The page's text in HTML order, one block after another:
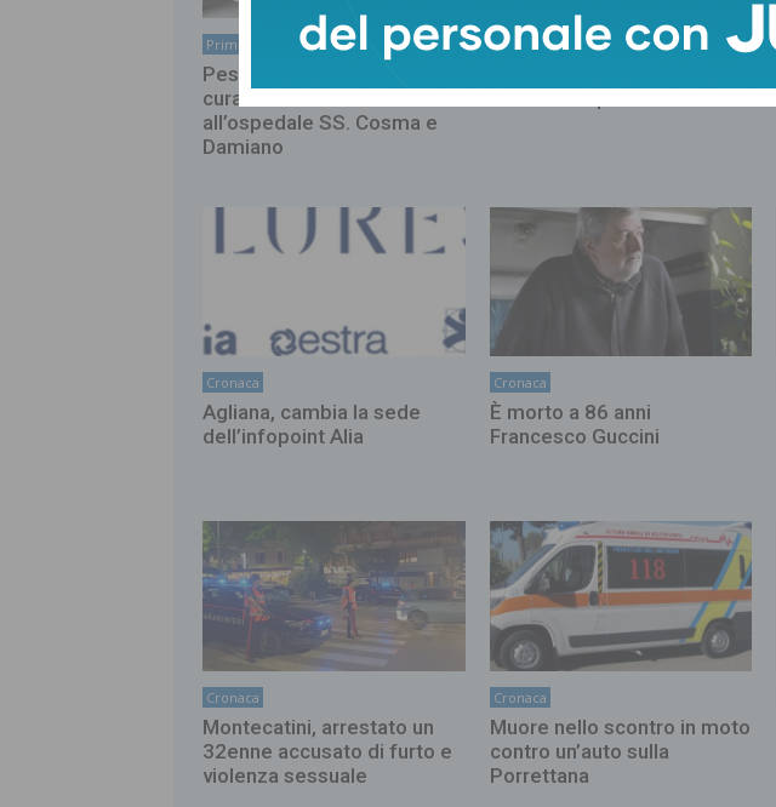
Primo Piano
Pescia, nuovi servizi per la
cura del linfedema
all’ospedale SS. Cosma e
Damiano
Primo Piano
Cronaca
Agliana, cambia la sede
dell’infopoint Alia
Cronaca
È morto a 86 anni
Francesco Guccini
Cronaca
Montecatini, arrestato un
32enne accusato di furto e
violenza sessuale
Cronaca
Muore nello scontro in moto
contro un’auto sulla
Porrettana